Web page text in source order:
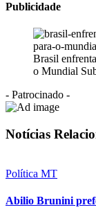
Publicidade
Brasil
o Mundial
- Patrocinado -
Notícias
Política MT
Abilio Brunini